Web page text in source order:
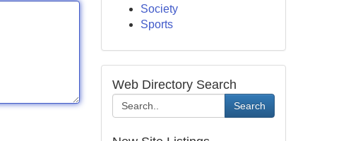
Society
Sports
Web Directory Search
Search